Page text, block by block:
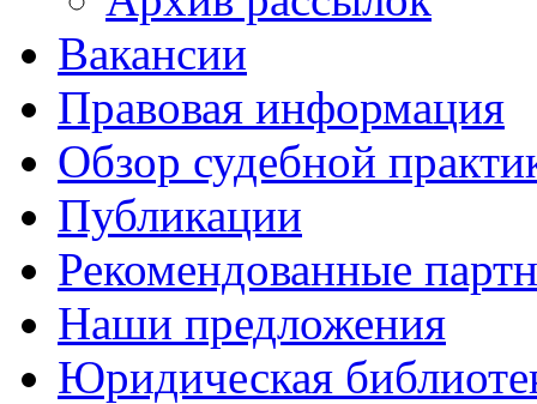
Вакансии
Правовая информация
Обзор судебной
Публикации
Рекомендованные
Наши предложения
Юридическая